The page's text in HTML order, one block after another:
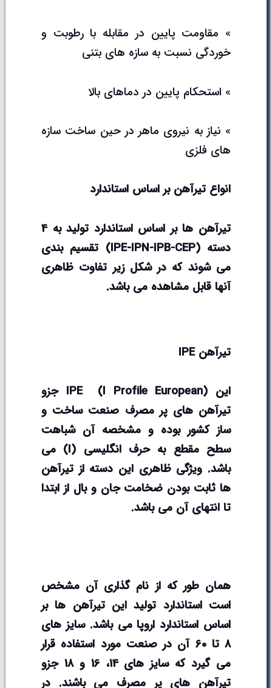
» مقاومت پایین در مقابله با رطوبت و
خوردگی نسبت به سازه های بتنی
» استحکام پایین در دماهای بالا
» نیاز به نیروی ماهر در حین ساخت سازه
های فلزی
انواع تیرآهن بر اساس استاندارد
تیرآهن ها بر اساس استاندارد تولید به 4
دسته (IPE-IPN-IPB-CEP) تقسیم بندی
می شوند که در شکل زیر تفاوت ظاهری
آنها قابل مشاهده می باشد.
تیرآهنIPE
این IPE (I Profile European
) جزو
تیرآهن های پر مصرف صنعت ساخت و
ساز کشور بوده و مشخصه آن شباهت
سطح مقطع به حرف انگلیسی (I) می
باشد. ویژگی ظاهری این دسته از تیرآهن
ها ثابت بودن ضخامت جان و بال از ابتدا
تا انتهای آن می باشد.
همان طور که از نام گذاری آن مشخص
است استاندارد تولید این تیرآهن ها بر
اساس استاندارد اروپا می باشد. سایز های
8 تا 60 آن در صنعت مورد استفاده قرار
می گیرد که سایز های 14، 16 و 18 جزو
تیرآهن های پر مصرف می باشند. در